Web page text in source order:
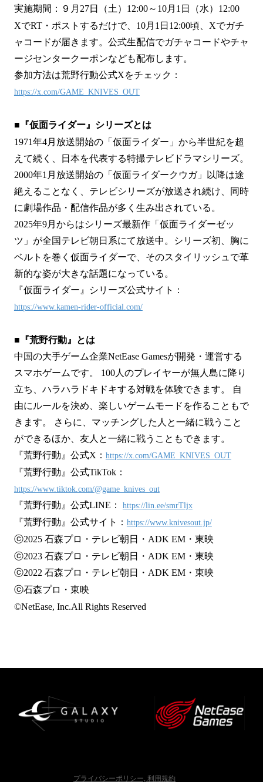
実施期間：９月27日（土）12:00～10月1日（水）12:00
XでRT・ポストするだけで、10月1日12:00頃、Xでガチ
ャコードが届きます。公式生配信でガチャコードやチャ
ージセンタークーポンなども配布します。
参加方法は荒野行動公式Xをチェック：
https://x.com/GAME_KNIVES_OUT
■『仮面ライダー』シリーズとは
1971年4月放送開始の「仮面ライダー」から半世紀を超
えて続く、日本を代表する特撮テレビドラマシリーズ。
2000年1月放送開始の「仮面ライダークウガ」以降は途
絶えることなく、テレビシリーズが放送され続け、同時
に劇場作品・配信作品が多く生み出されている。
2025年9月からはシリーズ最新作「仮面ライダーゼッ
ツ」が全国テレビ朝日系にて放送中。シリーズ初、胸に
ベルトを巻く仮面ライダーで、そのスタイリッシュで革
新的な姿が大きな話題になっている。
『仮面ライダー』シリーズ公式サイト：
https://www.kamen-rider-official.com/
■『荒野行動』とは
中国の大手ゲーム企業NetEase Gamesが開発・運営する
スマホゲームです。 100人のプレイヤーが無人島に降り
立ち、ハラハラドキドキする対戦を体験できます。 自
由にルールを決め、楽しいゲームモードを作ることもで
きます。 さらに、マッチングした人と一緒に戦うこと
ができるほか、友人と一緒に戦うこともできます。
『荒野行動』公式X： https://x.com/GAME_KNIVES_OUT
『荒野行動』公式TikTok：
https://www.tiktok.com/@game_knives_out
『荒野行動』公式LINE： https://lin.ee/smrTljx
『荒野行動』公式サイト： https://www.knivesout.jp/
ⓒ2025 石森プロ・テレビ朝日・ADK EM・東映
ⓒ2023 石森プロ・テレビ朝日・ADK EM・東映
ⓒ2022 石森プロ・テレビ朝日・ADK EM・東映
ⓒ石森プロ・東映
©NetEase, Inc.All Rights Reserved
プライバシーポリシー, 利用規約